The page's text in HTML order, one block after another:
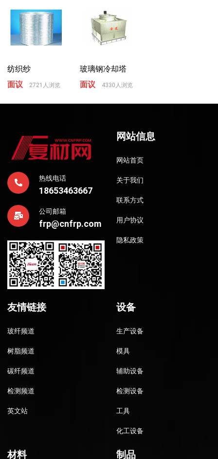
纺织纱
面议
2721人浏览
玻璃钢冷却塔
面议
4330人浏览
热线电话
18653463667
公司邮箱
frp@cnfrp.com
网站信息
网站首页
关于我们
联系方式
用户协议
隐私政策
友情链接
玻纤频道
树脂频道
碳纤频道
检测频道
英文站
设备
生产设备
模具
辅助设备
检测设备
工具
化工设备
材料 制品